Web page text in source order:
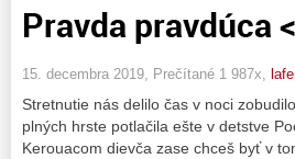
Pravda pravdúca
15. decembra 2019, Prečítané 1 987x,
Stretnutie nás delilo čas v noci
plných hrste potlačila ešte v detstve
Kerouacom dievča zase chceš byť v